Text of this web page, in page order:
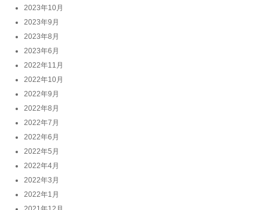
2023年10月
2023年9月
2023年8月
2023年6月
2022年11月
2022年10月
2022年9月
2022年8月
2022年7月
2022年6月
2022年5月
2022年4月
2022年3月
2022年1月